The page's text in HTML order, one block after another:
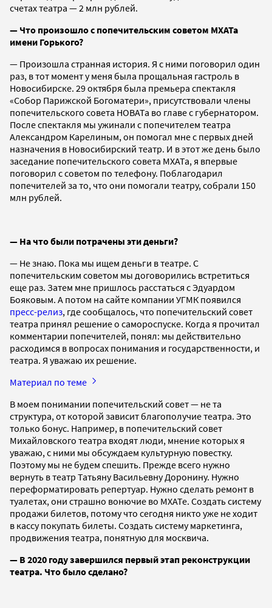
счетах театра — 2 млн рублей.
— Что произошло с попечительским советом МХАТа
имени Горького?
— Произошла странная история. Я с ними поговорил один
раз, в тот момент у меня была прощальная гастроль в
Новосибирске. 29 октября была премьера спектакля
«Собор Парижской Богоматери», присутствовали члены
попечительского совета НОВАТа во главе с губернатором.
После спектакля мы ужинали с попечителем театра
Александром Карелиным, он помогал мне с первых дней
назначения в Новосибирский театр. И в этот же день было
заседание попечительского совета МХАТа, я впервые
поговорил с советом по телефону. Поблагодарил
попечителей за то, что они помогали театру, собрали 150
млн рублей.
— На что были потрачены эти деньги?
— Не знаю. Пока мы ищем деньги в театре. С
попечительским советом мы договорились встретиться
еще раз. Затем мне пришлось расстаться с Эдуардом
Бояковым. А потом на сайте компании УГМК появился
пресс-релиз, где сообщалось, что попечительский совет
театра принял решение о самороспуске. Когда я прочитал
комментарии попечителей, понял: мы действительно
расходимся в вопросах понимания и государственности, и
театра. Я уважаю их решение.
Материал по теме
В моем понимании попечительский совет — не та
структура, от которой зависит благополучие театра. Это
только бонус. Например, в попечительский совет
Михайловского театра входят люди, мнение которых я
уважаю, с ними мы обсуждаем культурную повестку.
Поэтому мы не будем спешить. Прежде всего нужно
вернуть в театр Татьяну Васильевну Доронину. Нужно
переформатировать репертуар. Нужно сделать ремонт в
туалетах, они страшно вонючие во МХАТе. Создать систему
продажи билетов, потому что сегодня никто уже не ходит
в кассу покупать билеты. Создать систему маркетинга,
продвижения театра, понятную для москвича.
— В 2020 году завершился первый этап реконструкции
театра. Что было сделано?